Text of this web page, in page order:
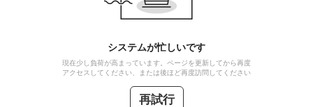
システムが忙しいです
現在少し負荷が高まっています。ページを更新してから再度
アクセスしてください、または後ほど再度訪問してください
再試行